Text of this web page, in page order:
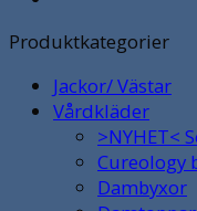
Produktkategorier
Jackor/ Västar
Vårdkläder
>NYHET<
Cureology
Dambyxor